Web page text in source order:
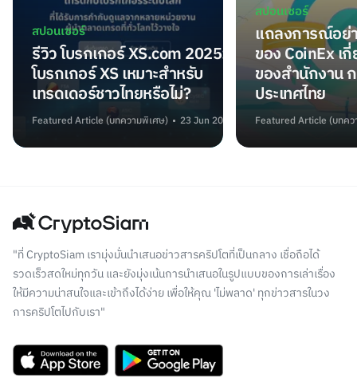
สปอนเซอร์
รีวิว โบรกเกอร์ XS.com 2025:
โบรกเกอร์ XS เหมาะสำหรับ
เทรดเดอร์ชาวไทยหรือไม่?
Featured Article (บทความพิเศษ) 23 Jun 2025
สปอนเซอร์
แถลงการณ์อย่
ของ CoinEx เ
ของสำนักงาน
ประเทศไทย
Featured Article (บทค
"ที่ CryptoSiam เรามุ่งมั่นนำเสนอข่าวสารคริปโตที่เป็นกลาง เชื่อถือได้
รวดเร็วสดใหม่ทุกวัน และยังมุ่งเน้นการนำเสนอในรูปแบบของการเล่าเรื่อง
ให้มีความน่าสนใจและเข้าถึงได้ง่าย เพื่อให้คุณ 'ไม่พลาด' ทุกข่าวสารในวง
การคริปโตไปกับเรา"